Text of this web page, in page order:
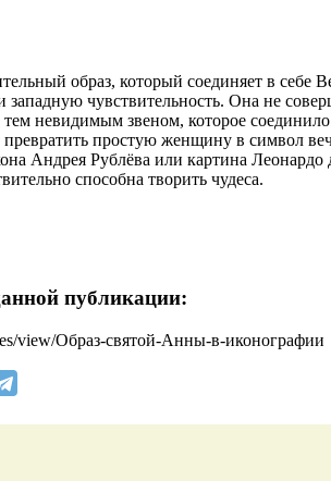
образ, который соединяет в себе
западную чувствительность. Она не
невидимым звеном, которое
превратить простую женщину в символ
Андрея Рублёва или картина
способна творить чудеса.
публикации:
view/Образ-святой-Анны-в-иконографии